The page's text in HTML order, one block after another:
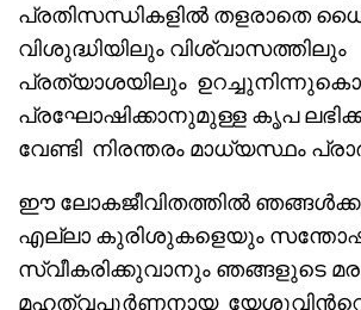
പ്രതിസന്ധികളിൽ തളരാതെ
വിശുദ്ധിയിലും വിശ്വാസത്തിലും
പ്രത്യാശയിലും
പ്രഘോഷിക്കാനുമുള്ള കൃപ
വേണ്ടി നിരന്തരം മാധ്യസ്ഥം
ഈ ലോകജീവിതത്തിൽ
എല്ലാ കുരിശുകളെയും
സ്വീകരിക്കുവാനും ഞങ്ങളുടെ
മഹത്വപൂർണനായ യേശുവിൻറെ